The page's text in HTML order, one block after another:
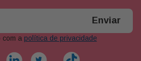
Enviar
com a política de privacidade